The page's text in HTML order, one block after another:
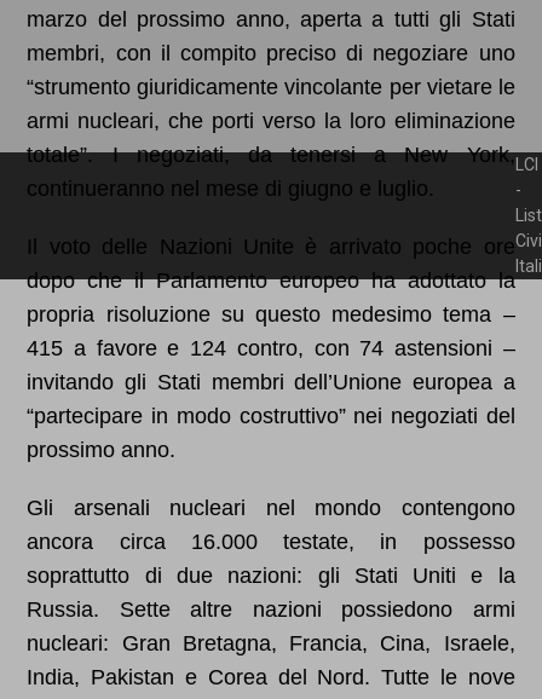
marzo del prossimo anno, aperta a tutti gli Stati
membri, con il compito preciso di negoziare uno
“strumento giuridicamente vincolante per vietare le
armi nucleari, che porti verso la loro eliminazione
totale”. I negoziati, da tenersi a New York,
continueranno nel mese di giugno e luglio.
Il voto delle Nazioni Unite è arrivato poche ore
dopo che il Parlamento europeo ha adottato la
propria risoluzione su questo medesimo tema –
415 a favore e 124 contro, con 74 astensioni –
invitando gli Stati membri dell’Unione europea a
“partecipare in modo costruttivo” nei negoziati del
prossimo anno.
Gli arsenali nucleari nel mondo contengono
ancora circa 16.000 testate, in possesso
soprattutto di due nazioni: gli Stati Uniti e la
Russia. Sette altre nazioni possiedono armi
nucleari: Gran Bretagna, Francia, Cina, Israele,
India, Pakistan e Corea del Nord. Tutte le nove
LCI
-